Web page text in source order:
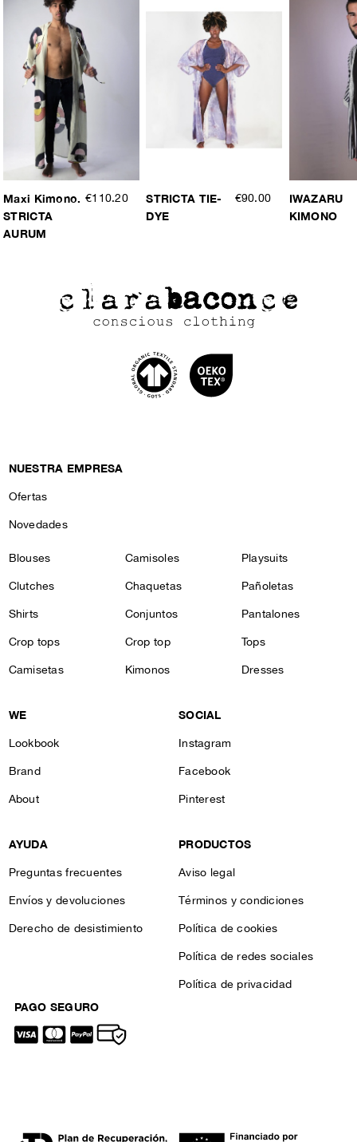
Maxi Kimono.
STRICTA
AURUM
€110.20
STRICTA TIE-
DYE
€90.00
IWAZARU
KIMONO
NUESTRA EMPRESA
Ofertas
Novedades
Blouses
Clutches
Shirts
Crop tops
Camisetas
Camisoles
Chaquetas
Conjuntos
Crop top
Kimonos
Playsuits
Pañoletas
Pantalones
Tops
Dresses
WE
Lookbook
Brand
About
SOCIAL
Instagram
Facebook
Pinterest
AYUDA
Preguntas frecuentes
Envíos y devoluciones
Derecho de desistimiento
PRODUCTOS
Aviso legal
Términos y condiciones
Política de cookies
Política de redes sociales
Política de privacidad
PAGO SEGURO